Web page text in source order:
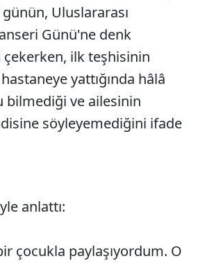
Uluslararası
Günü'ne denk
ilk teşhisinin
yattığında hâlâ
bilmediği ve ailesinin
söyleyemediğini ifade
anlattı:
çocukla paylaşıyordum. O